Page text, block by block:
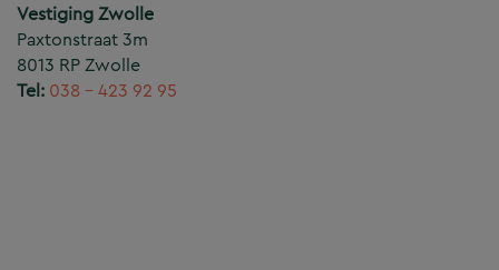
Vestiging Zwolle
Paxtonstraat 3m
8013 RP Zwolle
Tel: 038 – 423 92 95